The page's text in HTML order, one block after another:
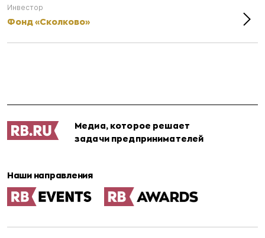
Инвестор
Фонд «Сколково»
Медиа, которое решает
задачи предпринимателей
Наши направления